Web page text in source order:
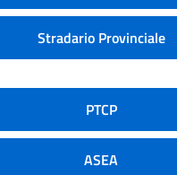
Stradario Provinciale
PTCP
ASEA